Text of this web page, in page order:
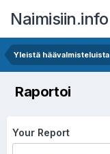
Naimisiin.info
Yleistä häävalmisteluista
Raportoi
Your Report